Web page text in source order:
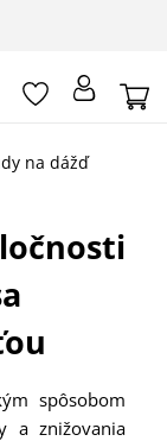
na dážď
spôsobom
a znižovania